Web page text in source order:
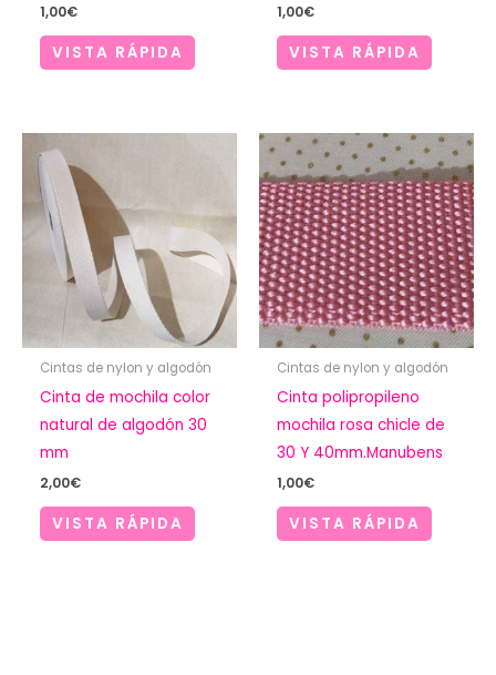
1,00€
VISTA RÁPIDA
1,00€
VISTA RÁPIDA
Cintas de nylon y algodón
Cinta de mochila color
natural de algodón 30
mm
2,00€
VISTA RÁPIDA
Cintas de nylon y algodón
Cinta polipropileno
mochila rosa chicle de
30 Y 40mm.Manubens
1,00€
VISTA RÁPIDA